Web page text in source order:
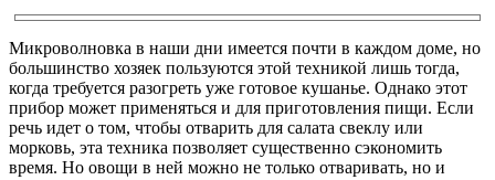
Микроволновка в наши дни имеется почти в каждом доме, но
большинство хозяек пользуются этой техникой лишь тогда,
когда требуется разогреть уже готовое кушанье. Однако этот
прибор может применяться и для приготовления пищи. Если
речь идет о том, чтобы отварить для салата свеклу или
морковь, эта техника позволяет существенно сэкономить
время. Но овощи в ней можно не только отваривать, но и